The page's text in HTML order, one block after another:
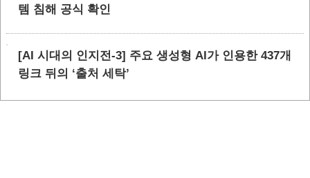
템 침해 공식 확인
[AI 시대의 인지전-3] 주요 생성형 AI가 인용한 437개
링크 뒤의 ‘출처 세탁’